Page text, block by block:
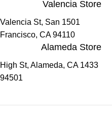
Valencia Store
1501 Valencia St, San
Francisco, CA 94110
Alameda Store
1433 High St, Alameda, CA
94501